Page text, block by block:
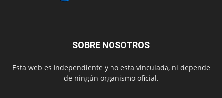
SOBRE NOSOTROS
Esta web es independiente y no esta vinculada, ni depende
de ningún organismo oficial.